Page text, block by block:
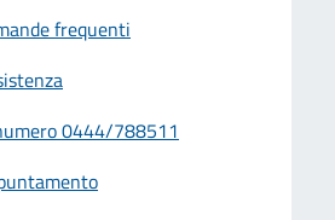
frequenti
0444/788511